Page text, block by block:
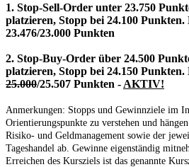
1. Stop-Sell-Order unter 23.750
platzieren, Stopp bei 24.100 Punkten.
23.476/23.000 Punkten
2. Stop-Buy-Order über 24.500
platzieren, Stopp bei 24.150 Punkten.
25.000/25.507 Punkten - AKTIV!
Anmerkungen: Stopps und Gewinnziele im
Orientierungspunkte zu verstehen und
Risiko- und Geldmanagement sowie der
Tageshandel ab. Gewinne eigenständig
Erreichen des Kursziels ist das genannte